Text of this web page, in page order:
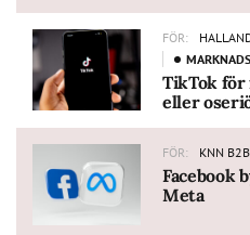
FÖR:
TikTok för
eller
FÖR: KNN
Facebook
Meta